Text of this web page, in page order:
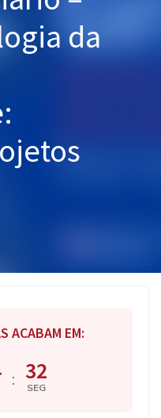
da
ACABAM EM:
: 31
SEG